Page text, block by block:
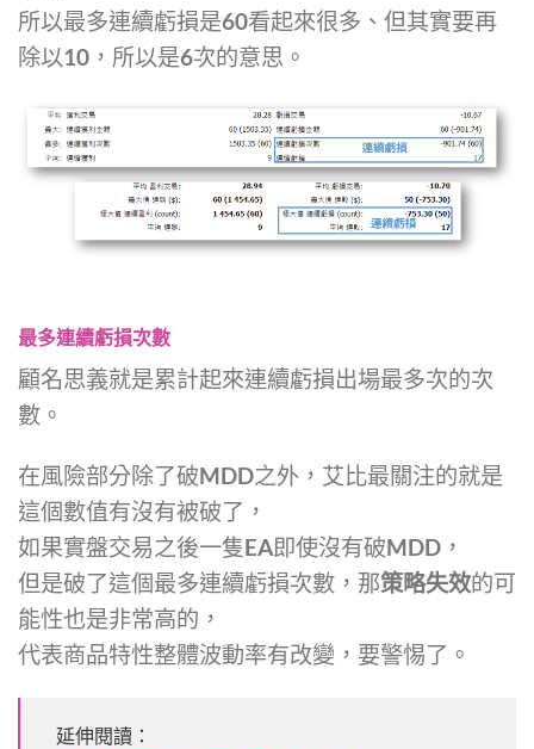
所以最多連續虧損是60看起來很多、但其實要再
除以10，所以是6次的意思。
最多連續虧損次數
顧名思義就是累計起來連續虧損出場最多次的次
數。
在風險部分除了破MDD之外，艾比最關注的就是
這個數值有沒有被破了，
如果實盤交易之後一隻EA即使沒有破MDD，
但是破了這個最多連續虧損次數，那策略失效的可
能性也是非常高的，
代表商品特性整體波動率有改變，要警惕了。
延伸閱讀：